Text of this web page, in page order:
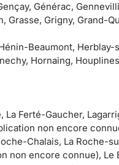
Générac,
Grasse, Grigny, Grand-
Beaumont, Herblay-
Hornaing,
La Ferté-Gaucher,
non encore
Chalais, La Roche-
non encore connue), Le